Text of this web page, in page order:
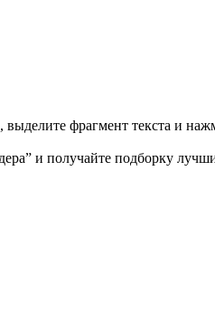
фрагмент текста и
и получайте подборку